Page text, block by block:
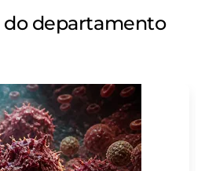
do departamento